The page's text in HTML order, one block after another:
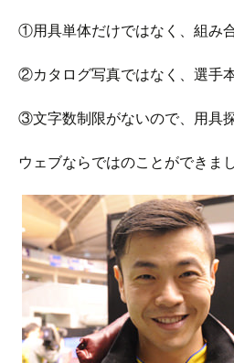
①用具単体だけではなく、組み
②カタログ写真ではなく、選手
③文字数制限がないので、用具
ウェブならではのことができまし